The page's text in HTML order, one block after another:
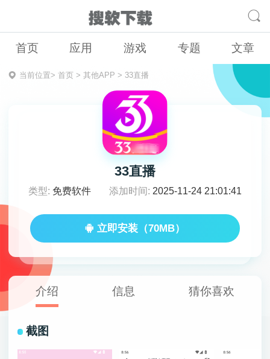
首页 应用 游戏 专题 文章
当前位置> 首页> 其他APP > 33直播
33直播
类型: 免费软件 添加时间: 2025-11-24 21:01:41
立即安装（70MB）
介绍 信息 猜你喜欢
截图